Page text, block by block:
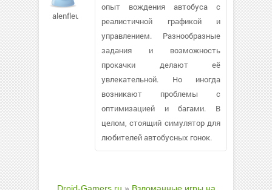
alenfleur
опыт вождения автобуса с
реалистичной графикой и
управлением. Разнообразные
задания и возможность
прокачки делают её
увлекательной. Но иногда
возникают проблемы с
оптимизацией и багами. В
целом, стоящий симулятор для
любителей автобусных гонок.
Droid-Gamers.ru » Взломанные игры на